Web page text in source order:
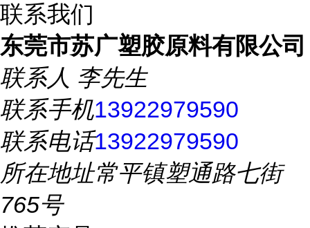
联系我们
东莞市苏广塑胶原料有限公司
联系人 李先生
联系手机13922979590
联系电话13922979590
所在地址常平镇塑通路七街
765号